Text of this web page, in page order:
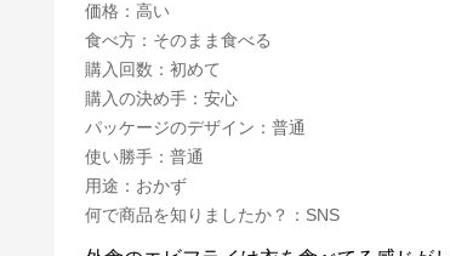
価格 ： 高い
食べ方 ： そのまま食べる
購入回数 ： 初めて
購入の決め手 ： 安心
パッケージのデザイン ： 普通
使い勝手 ： 普通
用途 ： おかず
何で商品を知りましたか？ ： SNS
キョクヨーストア
公式ECサイト
※外部サイトが開きます
キョクヨーストア
ーの公式通販サイト。魚の缶詰・海鮮品・冷凍食品など豊富な品揃え